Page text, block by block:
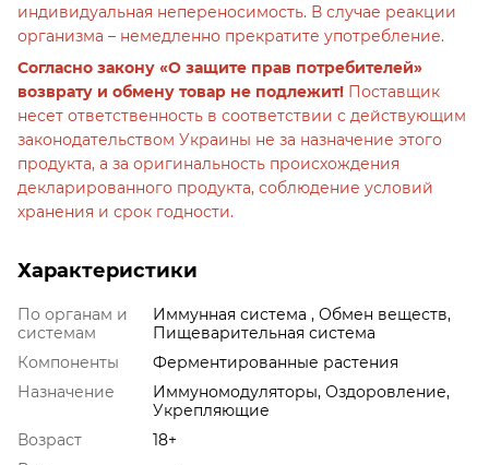
индивидуальная непереносимость. В случае реакции
организма – немедленно прекратите употребление.
Согласно закону «О защите прав потребителей»
возврату и обмену товар не подлежит! Поставщик
несет ответственность в соответствии с действующим
законодательством Украины не за назначение этого
продукта, а за оригинальность происхождения
декларированного продукта, соблюдение условий
хранения и срок годности.
Характеристики
По органам и
системам
Иммунная система , Обмен веществ,
Пищеварительная система
Компоненты
Ферментированные растения
Назначение
Иммуномодуляторы, Оздоровление,
Укрепляющие
Возраст
18+